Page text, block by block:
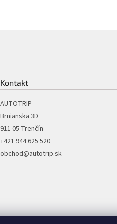
Kontakt
AUTOTRIP
Brnianska 3D
911 05 Trenčín
+421 944 625 520
obchod@autotrip.sk